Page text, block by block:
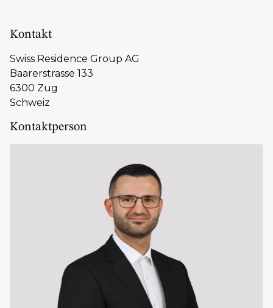
Kontakt
Swiss Residence Group AG
Baarerstrasse 133
6300 Zug
Schweiz
Kontaktperson